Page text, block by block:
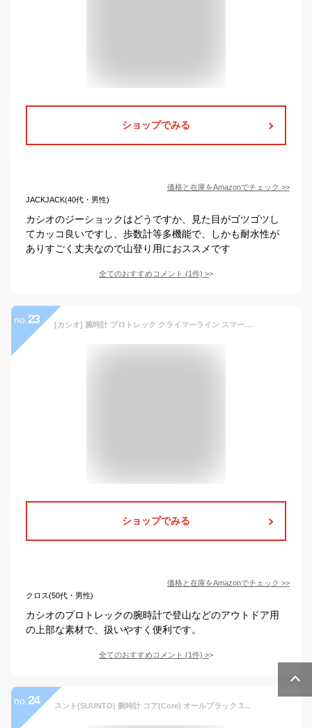
ショップでみる
価格と在庫をAmazonでチェック >>
JACKJACK(40代・男性)
カシオのジーショックはどうですか、見た目がゴツゴツし
てカッコ良いですし、歩数計等多機能で、しかも耐水性が
ありすごく丈夫なので山登り用におススメです
全てのおすすめコメント (1件) >
no. 23 [カシオ] 腕時計 プロトレック クライマーライン スマートフォンリンク PRT-B50-1JF メンズ
ショップでみる
価格と在庫をAmazonでチェック >>
クロス(50代・男性)
カシオのプロトレックの腕時計で登山などのアウトドア用
の上部な素材で、扱いやすく便利です。
全てのおすすめコメント (1件) >
no. 24 スント(SUUNTO) 腕時計 コア(Core) オールブラック 3気圧防水 方位/高度/気圧/水深 [日本正規品 メーカー保証2年] SS014279010